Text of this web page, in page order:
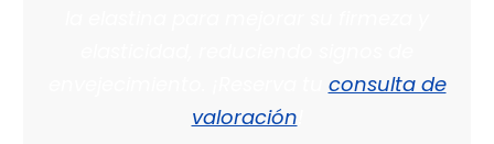
consulta de
valoración